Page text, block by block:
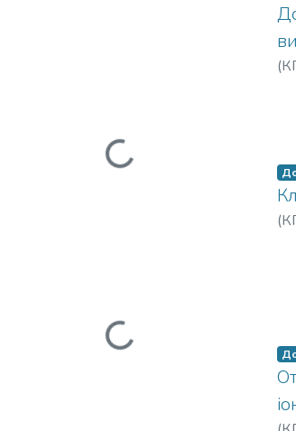
Вантажиться...
(
Вантажиться...
(